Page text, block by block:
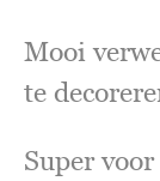
Mooi
te
Super